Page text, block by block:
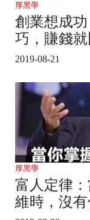
厚黑學
創業想成
巧，賺錢就
2019-08-21
厚黑學
富人定律
維時，沒